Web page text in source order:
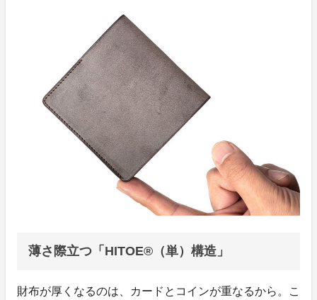
薄さ際立つ「HITOE®（単）構造」
財布が厚くなるのは、カードとコインが重なるから。こ